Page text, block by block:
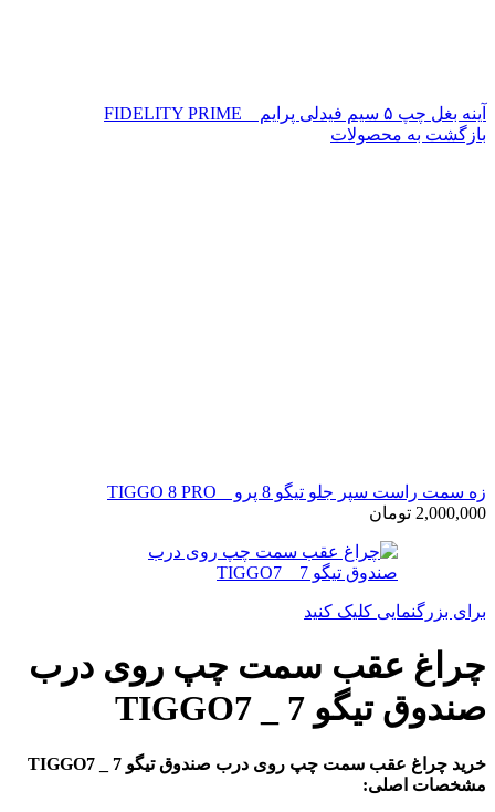
آینه بغل چپ ۵ سیم فیدلی پرایم _ FIDELITY PRIME
بازگشت به محصولات
زه سمت راست سپر جلو تیگو 8 پرو _ TIGGO 8 PRO
2,000,000 تومان
برای بزرگنمایی کلیک کنید
چراغ عقب سمت چپ روی درب
صندوق تیگو 7 _ TIGGO7
خرید چراغ عقب سمت چپ روی درب صندوق تیگو 7 _ TIGGO7
مشخصات اصلی: